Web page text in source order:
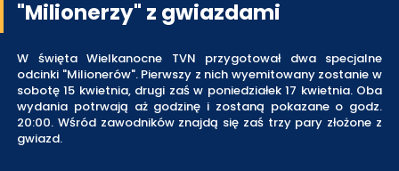
"Milionerzy" z gwiazdami
W święta Wielkanocne TVN przygotował dwa specjalne
odcinki "Milionerów". Pierwszy z nich wyemitowany zostanie w
sobotę 15 kwietnia, drugi zaś w poniedziałek 17 kwietnia. Oba
wydania potrwają aż godzinę i zostaną pokazane o godz.
20:00. Wśród zawodników znajdą się zaś trzy pary złożone z
gwiazd.